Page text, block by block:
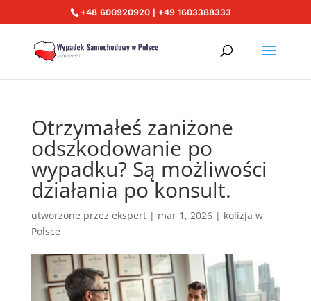
+48 600920920 | +49 1603388333
Otrzymałeś zaniżone
odszkodowanie po
wypadku? Są możliwości
działania po konsult.
utworzone przez ekspert| mar 1, 2026| kolizja w
Polsce